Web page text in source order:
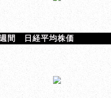
間 日経平均株価